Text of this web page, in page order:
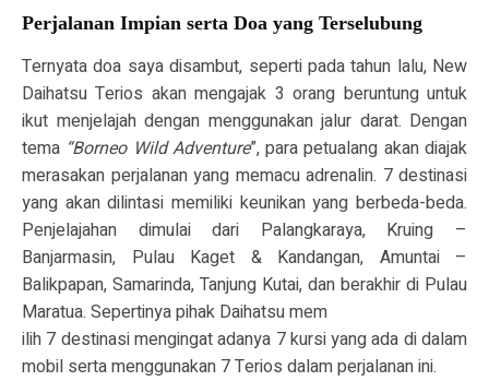
Perjalanan Impian serta Doa yang Terselubung
Ternyata doa saya disambut, seperti pada tahun lalu, New
Daihatsu Terios akan mengajak 3 orang beruntung untuk
ikut menjelajah dengan menggunakan jalur darat. Dengan
tema “Borneo Wild Adventure”, para petualang akan diajak
merasakan perjalanan yang memacu adrenalin. 7 destinasi
yang akan dilintasi memiliki keunikan yang berbeda-beda.
Penjelajahan dimulai dari Palangkaraya, Kruing –
Banjarmasin, Pulau Kaget & Kandangan, Amuntai –
Balikpapan, Samarinda, Tanjung Kutai, dan berakhir di Pulau
Maratua. Sepertinya pihak Daihatsu mem
ilih 7 destinasi mengingat adanya 7 kursi yang ada di dalam
mobil serta menggunakan 7 Terios dalam perjalanan ini.